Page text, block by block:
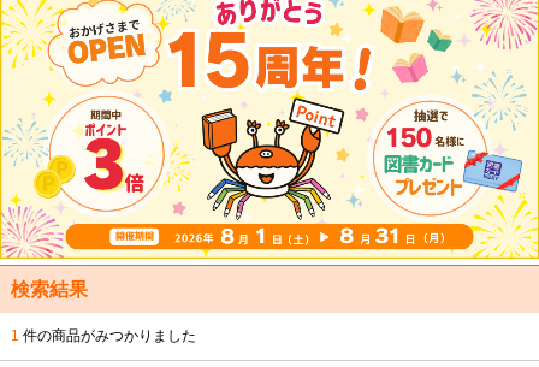
検索結果
1 件の商品がみつかりました